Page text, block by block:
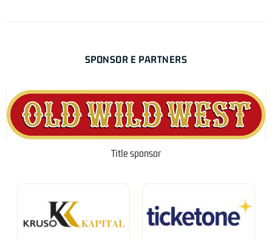
SPONSOR E PARTNERS
Title sponsor